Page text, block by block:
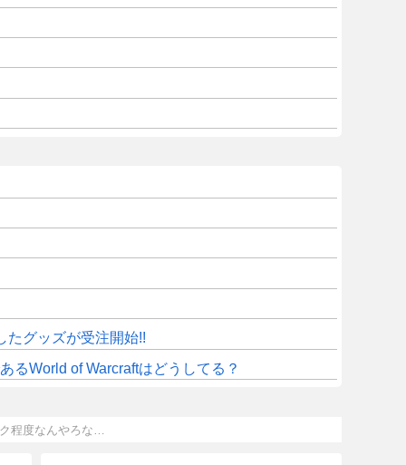
たグッズが受注開始!!
World of Warcraftはどうしてる？
程度なんやろな…